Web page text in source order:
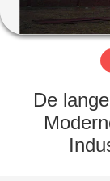
VR
-
OVER
De